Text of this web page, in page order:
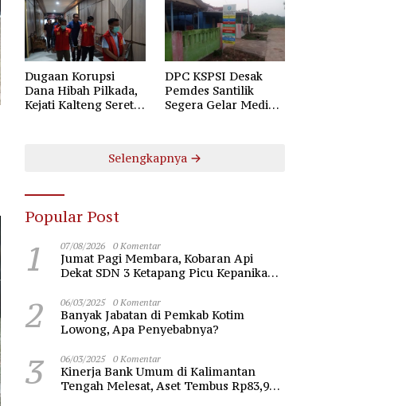
Dugaan Korupsi
Dana Hibah Pilkada,
Kejati Kalteng Seret
DPC KSPSI Desak
Pemdes Santilik
Segera Gelar Mediasi
Selengkapnya
Popular Post
1 07/08/2026 0 Komentar
Jumat Pagi Membara, Kobaran Api
Dekat SDN 3 Ketapang Picu Kepanikan
2 06/03/2025 0 Komentar
Banyak Jabatan di Pemkab Kotim
Lowong, Apa Penyebabnya?
3 06/03/2025 0 Komentar
Kinerja Bank Umum di Kalimantan
Tengah Melesat, Aset Tembus Rp83,98